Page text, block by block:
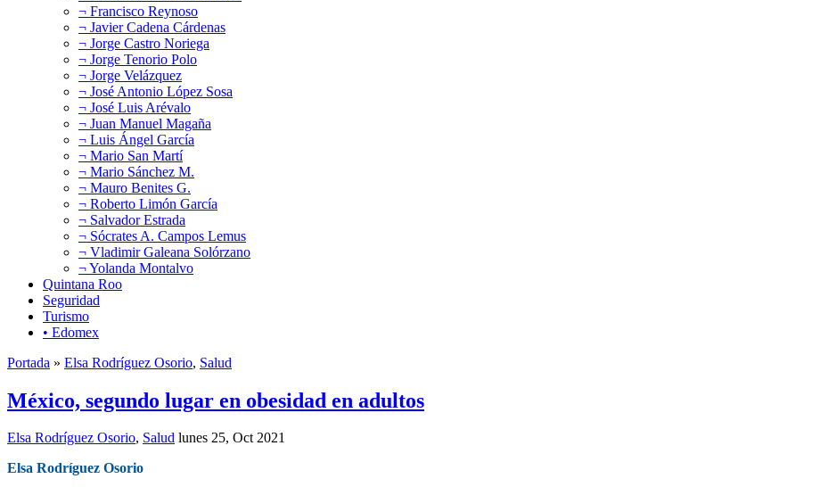
¬ Francisco Reynoso
¬ Javier Cadena Cárdenas
¬ Jorge Castro Noriega
¬ Jorge Tenorio Polo
¬ Jorge Velázquez
¬ José Antonio López Sosa
¬ José Luis Arévalo
¬ Juan Manuel Magaña
¬ Luis Ángel García
¬ Mario San Martí
¬ Mario Sánchez M.
¬ Mauro Benites G.
¬ Roberto Limón García
¬ Salvador Estrada
¬ Sócrates A. Campos Lemus
¬ Vladimir Galeana Solórzano
¬ Yolanda Montalvo
Quintana Roo
Seguridad
Turismo
• Edomex
Portada » Elsa Rodríguez Osorio, Salud
México, segundo lugar en obesidad en adultos
Elsa Rodríguez Osorio, Salud lunes 25, Oct 2021
Elsa Rodríguez Osorio